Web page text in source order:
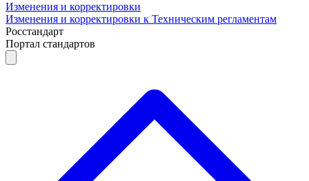
Изменения и корректировки
Изменения и корректировки к Техническим регламентам
Росстандарт
Портал стандартов